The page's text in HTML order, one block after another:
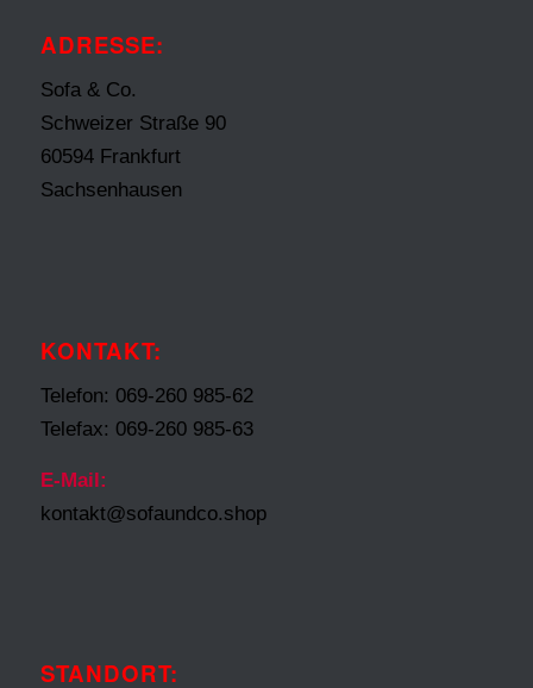
ADRESSE:
Sofa & Co.
Schweizer Straße 90
60594 Frankfurt
Sachsenhausen
KONTAKT:
Telefon: 069-260 985-62
Telefax: 069-260 985-63
E-Mail:
kontakt@sofaundco.shop
STANDORT: